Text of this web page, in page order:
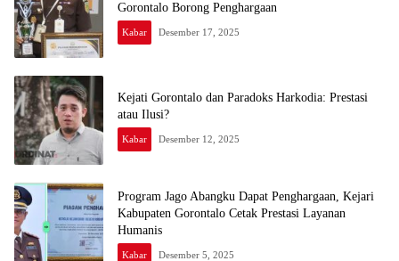
Gorontalo Borong Penghargaan
Kabar Desember 17, 2025
Kejati Gorontalo dan Paradoks Harkodia: Prestasi
atau Ilusi?
Kabar Desember 12, 2025
Program Jago Abangku Dapat Penghargaan, Kejari
Kabupaten Gorontalo Cetak Prestasi Layanan
Humanis
Kabar Desember 5, 2025